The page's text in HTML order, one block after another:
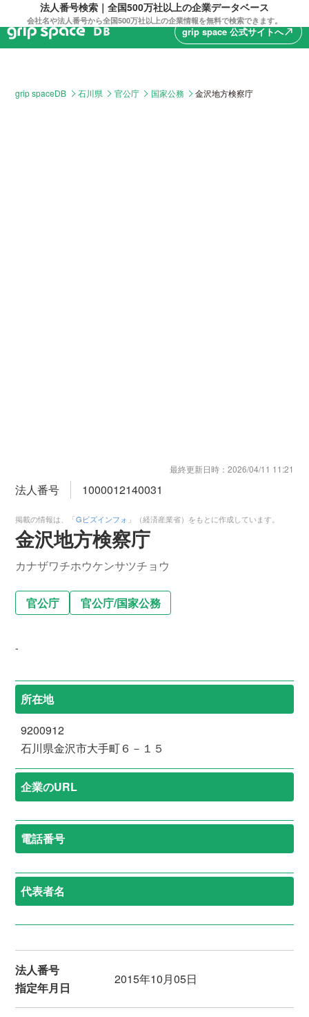
法人番号検索｜全国500万社以上の企業データベース
会社名や法人番号から全国500万社以上の企業情報を無料で検索できます。
grip space 公式サイトへnorth_east
grip spaceDB 石川県 官公庁 国家公務 金沢地方検察庁
最終更新日時： 2026/04/11 11:21
法人番号 1000012140031
掲載の情報は、「Gビズインフォ 」（経済産業省）をもとに作成しています。
金沢地方検察庁
カナザワチホウケンサツチョウ
官公庁 官公庁/国家公務
-
所在地
9200912
石川県金沢市大手町６－１５
企業のURL
電話番号
代表者名
法人番号
指定年月日
2015年10月05日